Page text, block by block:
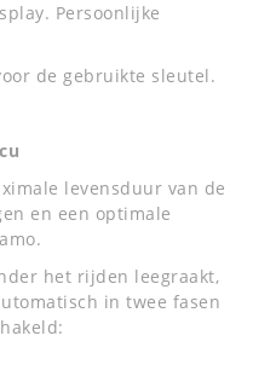
Persoonlijke
de gebruikte sleutel.
levensduur van de
en een optimale
het rijden leegraakt,
in twee fasen